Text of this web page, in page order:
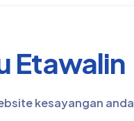
Etawalin
kesayangan anda